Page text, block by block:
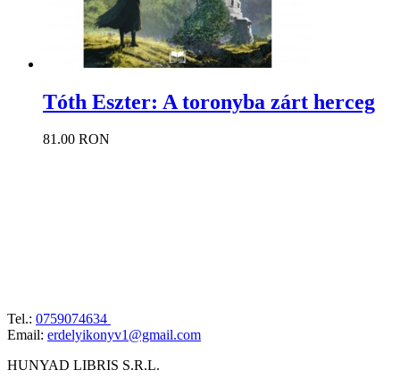
Tóth Eszter: A toronyba zárt herceg
81.00 RON
Tel.: 0759074634
Email: erdelyikonyv1@gmail.com
HUNYAD LIBRIS S.R.L.